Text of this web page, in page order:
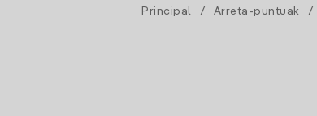
Principal / Arreta-puntuak /